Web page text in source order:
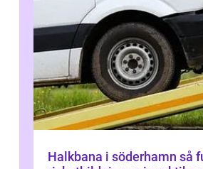
Halkbana i söderhamn så fungerar